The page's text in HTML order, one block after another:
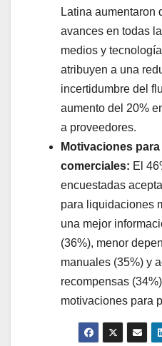
Latina aumentaron
avances en todas
medios y
atribuyen a una
incertidumbre del
aumento del 20%
a proveedores.
Motivaciones
comerciales: El
encuestadas
para liquidaciones
una mejor
(36%), menor
manuales (35%) y
recompensas
motivaciones para